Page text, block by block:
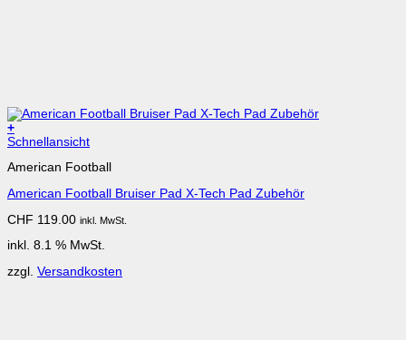
+
Schnellansicht
American Football
American Football Bruiser Pad X-Tech Pad Zubehör
CHF 119.00 inkl. MwSt.
inkl. 8.1 % MwSt.
zzgl. Versandkosten